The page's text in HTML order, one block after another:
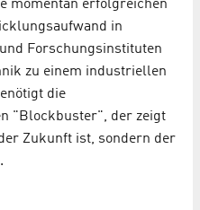
momentan erfolgreichen
in
Forschungsinstituten
zu einem industriellen
die
"Blockbuster", der zeigt
Zukunft ist, sondern der